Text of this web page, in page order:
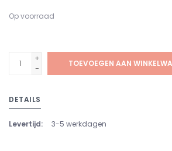
Op voorraad
+
-
TOEVOEGEN AAN
DETAILS
Levertijd: 3-5 werkdagen